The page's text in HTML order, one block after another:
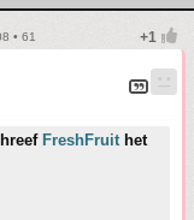
• 61
FreshFruithet